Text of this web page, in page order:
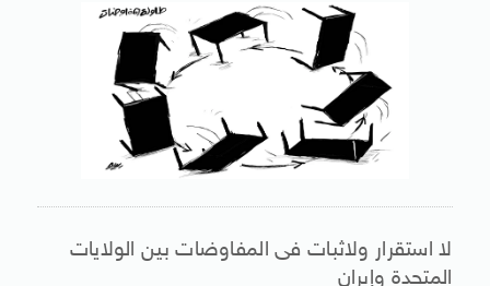
لا استقرار ولاثبات فى المفاوضات بين الولايات
المتحدة وإيران